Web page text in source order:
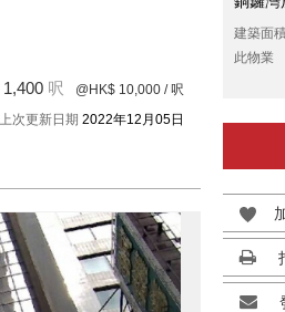
1,400 呎 @HK$ 10,000 / 呎
上次更新日期 2022年12月05日
建築面
此物業